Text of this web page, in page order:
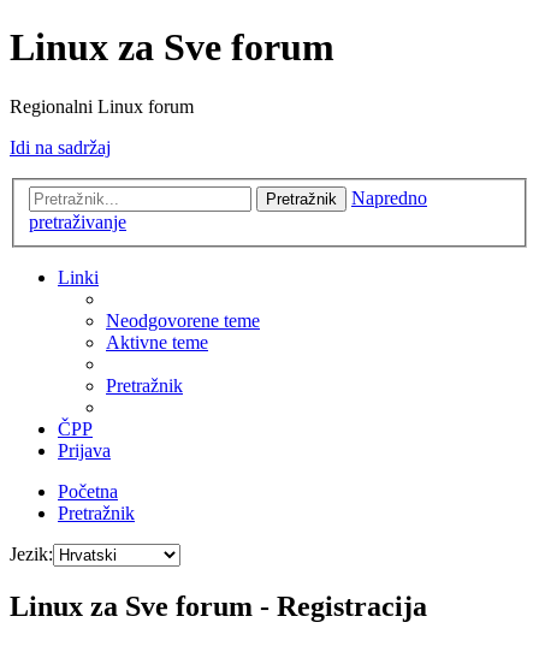
Linux za Sve forum
Regionalni Linux forum
Idi na sadržaj
Pretražnik
Napredno
pretraživanje
Linki
Neodgovorene teme
Aktivne teme
Pretražnik
ČPP
Prijava
Početna
Pretražnik
Jezik:
Linux za Sve forum - Registracija